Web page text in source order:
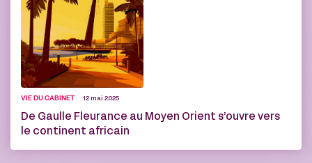
VIE DU CABINET 12 mai 2025
De Gaulle Fleurance au Moyen Orient s’ouvre vers
le continent africain